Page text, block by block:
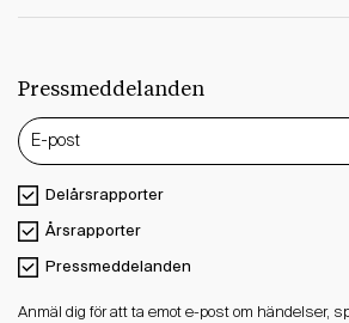
Pressmeddelanden
Delårsrapporter
Årsrapporter
Pressmeddelanden
Anmäl dig för att ta emot e-post om händelser,